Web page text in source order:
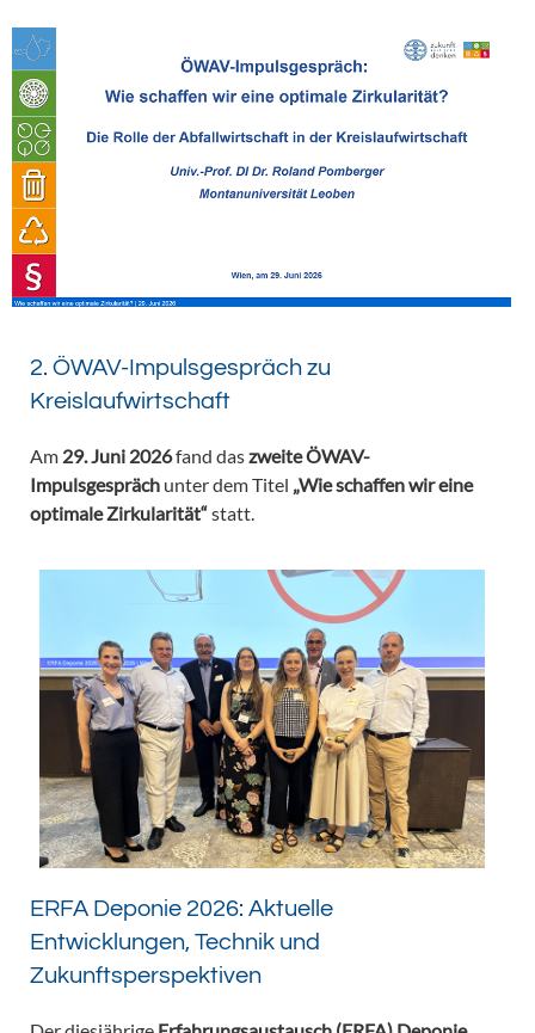
2. ÖWAV-Impulsgespräch zu
Kreislaufwirtschaft
Am 29. Juni 2026fand daszweite ÖWAV-
Impulsgespräch unter dem Titel „Wie schaffen wir eine
optimale Zirkularität“statt.
ERFA Deponie 2026: Aktuelle
Entwicklungen, Technik und
Zukunftsperspektiven